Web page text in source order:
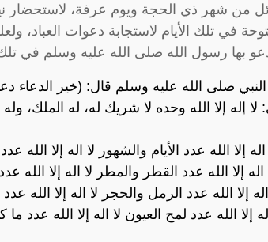
من شهر ذي الحجة ويوم عرفة، لاستحضار
في تلك الأيام لاستجابة دعوات العباد،
بها رسول الله صلى الله عليه وسلم في تلك
صلى الله عليه وسلم قال: (خير الدعاء
إله إلا الله وحده لا شريك له، له الملك، وله
إلا الله عدد الأيام والشهور لا اله إلا الله
إلا الله عدد القطر والمطر لا اله إلا الله
إلا الله عدد الرمل والحجر لا اله إلا الله عدد
إلا الله عدد لمح العيون لا اله إلا الله عدد ما